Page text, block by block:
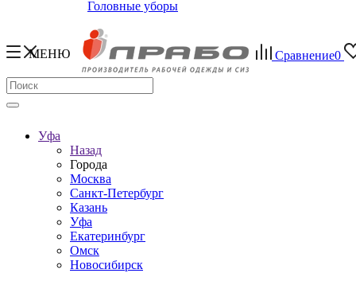
Головные уборы
МЕНЮ Сравнение0
Уфа
Назад
Города
Москва
Санкт-Петербург
Казань
Уфа
Екатеринбург
Омск
Новосибирск